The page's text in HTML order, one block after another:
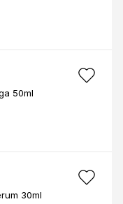
50ml
30ml